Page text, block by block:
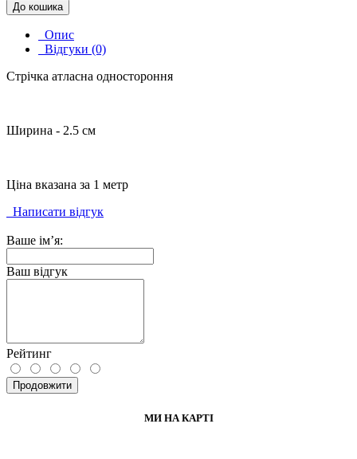
До кошика
Опис
Відгуки (0)
Стрічка атласна одностороння
Ширина - 2.5 см
Ціна вказана за 1 метр
Написати відгук
Ваше ім’я:
Ваш відгук
Рейтинг
Продовжити
МИ НА КАРТІ